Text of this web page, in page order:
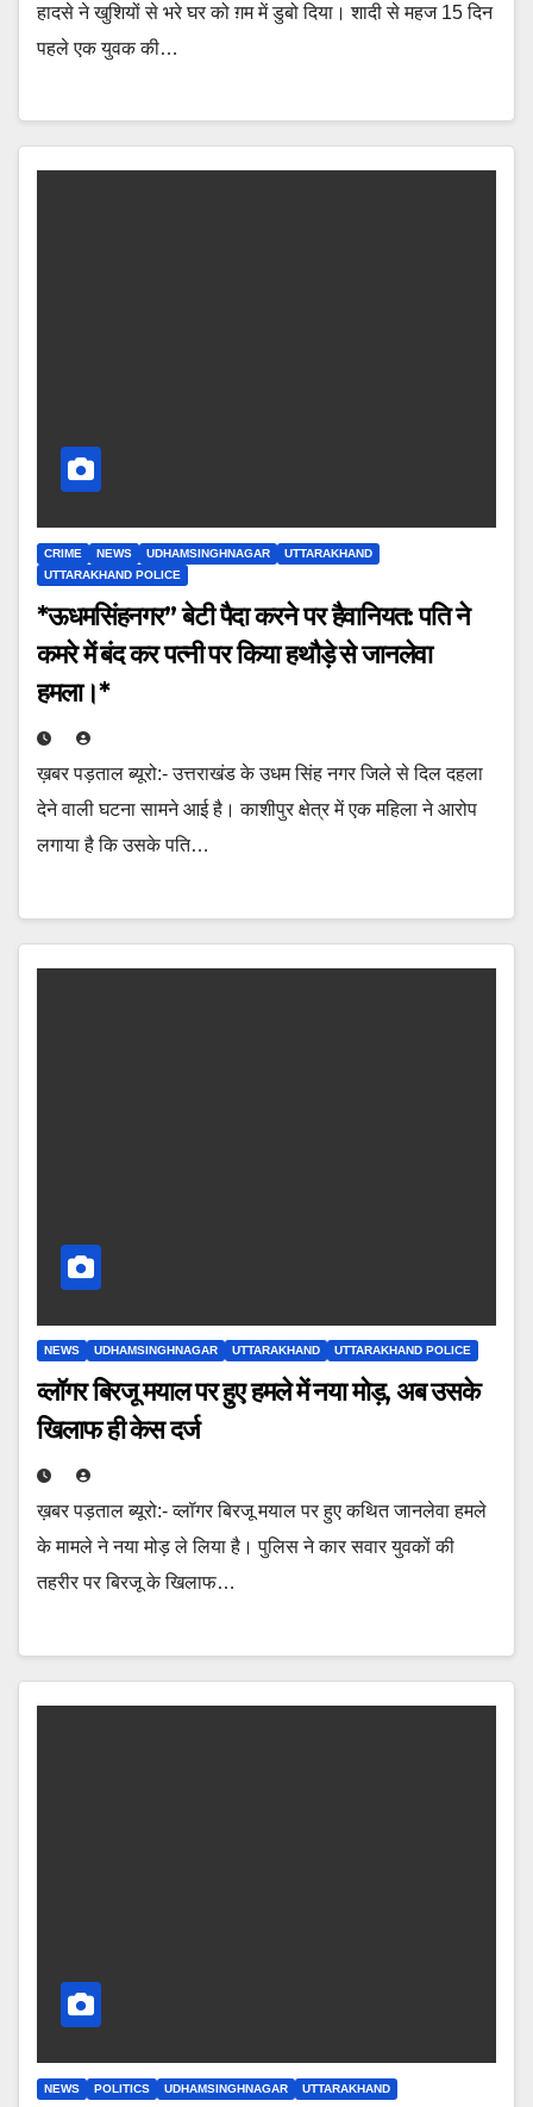
हादसे ने खुशियों से भरे घर को ग़म में डुबो दिया। शादी से महज 15 दिन
पहले एक युवक की…
CRIME NEWS UDHAMSINGHNAGAR
UTTARAKHAND
UTTARAKHAND POLICE
*ऊधमसिंहनगर” बेटी पैदा करने पर हैवानियत: पति ने
कमरे में बंद कर पत्नी पर किया हथौड़े से जानलेवा
हमला।*
ख़बर पड़ताल ब्यूरो:- उत्तराखंड के उधम सिंह नगर जिले से दिल दहला
देने वाली घटना सामने आई है। काशीपुर क्षेत्र में एक महिला ने आरोप
लगाया है कि उसके पति…
NEWS UDHAMSINGHNAGAR UTTARAKHAND UTTARAKHAND POLICE
व्लॉगर बिरजू मयाल पर हुए हमले में नया मोड़, अब उसके
खिलाफ ही केस दर्ज
ख़बर पड़ताल ब्यूरो:- व्लॉगर बिरजू मयाल पर हुए कथित जानलेवा हमले
के मामले ने नया मोड़ ले लिया है। पुलिस ने कार सवार युवकों की
तहरीर पर बिरजू के खिलाफ…
NEWS POLITICS UDHAMSINGHNAGAR UTTARAKHAND